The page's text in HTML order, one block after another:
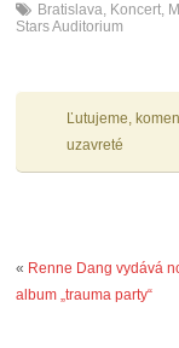
Bratislava, Koncert,
Stars Auditorium
Ľutujeme,
uzavreté
« Renne Dang vydává
album „trauma party“